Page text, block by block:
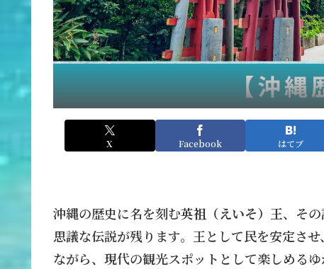
X Facebook はてブ
沖縄の歴史に名を刻む英祖（えいそ）王、そ
思議な伝説が残ります。王として民を安定さ
ながら、現代の観光スポットとして楽しめるゆ